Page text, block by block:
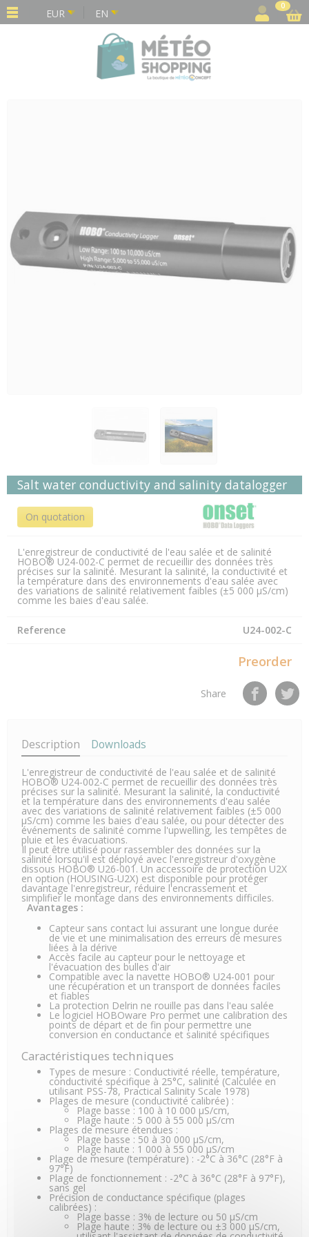
EUR EN
0
Salt water conductivity and salinity datalogger
On quotation
L'enregistreur de conductivité de l'eau salée et de salinité
HOBO® U24-002-C permet de recueillir des données très
précises sur la salinité. Mesurant la salinité, la conductivité et
la température dans des environnements d'eau salée avec
des variations de salinité relativement faibles (±5 000 μS/cm)
comme les baies d'eau salée.
Reference U24-002-C
Preorder
Share
Description Downloads
L'enregistreur de conductivité de l'eau salée et de salinité
HOBO® U24-002-C permet de recueillir des données très
précises sur la salinité. Mesurant la salinité, la conductivité
et la température dans des environnements d'eau salée
avec des variations de salinité relativement faibles (±5 000
μS/cm) comme les baies d'eau salée, ou pour détecter des
événements de salinité comme l'upwelling, les tempêtes de
pluie et les évacuations.
Il peut être utilisé pour rassembler des données sur la
salinité lorsqu'il est déployé avec l'enregistreur d'oxygène
dissous HOBO® U26-001. Un accessoire de protection U2X
en option (HOUSING-U2X) est disponible pour protéger
davantage l'enregistreur, réduire l'encrassement et
simplifier le montage dans des environnements difficiles.
Avantages :
Capteur sans contact lui assurant une longue durée
de vie et une minimalisation des erreurs de mesures
liées à la dérive
Accès facile au capteur pour le nettoyage et
l'évacuation des bulles d'air
Compatible avec la navette HOBO® U24-001 pour
une récupération et un transport de données faciles
et fiables
La protection Delrin ne rouille pas dans l'eau salée
Le logiciel HOBOware Pro permet une calibration des
points de départ et de fin pour permettre une
conversion en conductance et salinité spécifiques
Caractéristiques techniques
Types de mesure : Conductivité réelle, température,
conductivité spécifique à 25°C, salinité (Calculée en
utilisant PSS-78, Practical Salinity Scale 1978)
Plages de mesure (conductivité calibrée) :
Plage basse : 100 à 10 000 μS/cm,
Plage haute : 5 000 à 55 000 μS/cm
Plages de mesure étendues :
Plage basse : 50 à 30 000 μS/cm,
Plage haute : 1 000 à 55 000 μS/cm
Plage de mesure (température) : -2°C à 36°C (28°F à
97°F)
Plage de fonctionnement : -2°C à 36°C (28°F à 97°F),
sans gel
Précision de conductance spécifique (plages
calibrées) :
Plage basse : 3% de lecture ou 50 μS/cm
Plage haute : 3% de lecture ou ±3 000 μS/cm,
Cookies management panel